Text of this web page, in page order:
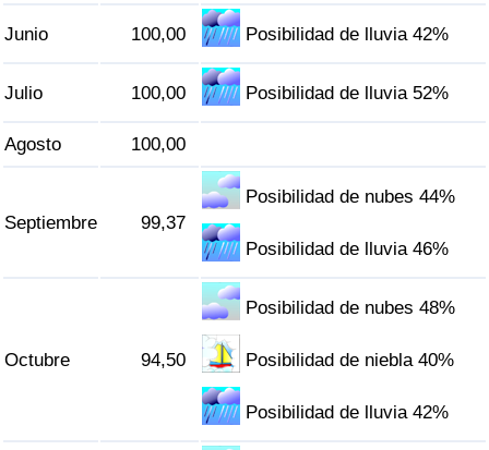
Junio 100,00 Posibilidad de lluvia 42%
Julio 100,00 Posibilidad de lluvia 52%
Agosto 100,00
Septiembre 99,37
Posibilidad de nubes 44%
Posibilidad de lluvia 46%
Octubre 94,50
Posibilidad de nubes 48%
Posibilidad de niebla 40%
Posibilidad de lluvia 42%